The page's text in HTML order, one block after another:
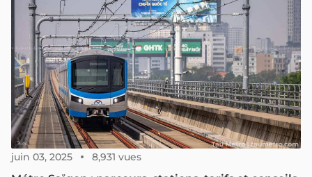
juin 03, 2025 8,931 vues